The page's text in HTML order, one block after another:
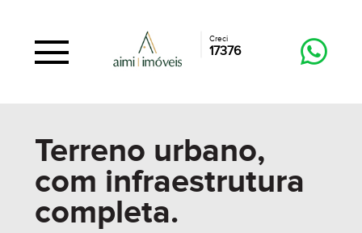
Creci
17376
Terreno urbano,
com infraestrutura
completa.